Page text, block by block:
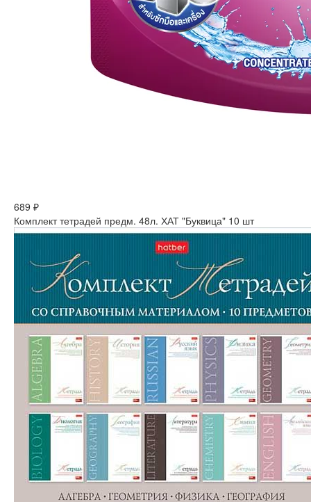
689 ₽
Комплект тетрадей предм. 48л. ХАТ "Буквица" 10 шт